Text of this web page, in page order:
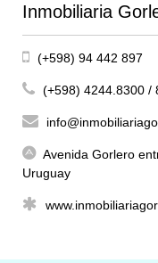
Inmobiliaria
(+598) 94 442 897
(+598) 4244.8300 /
Avenida Gorlero
Uruguay